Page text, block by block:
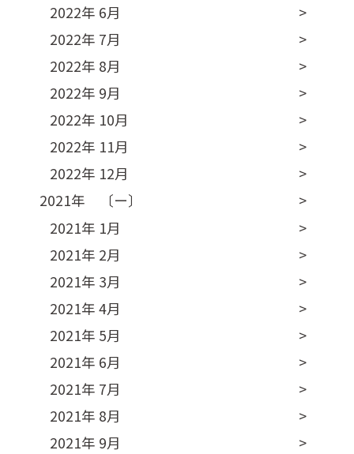
2022年 6月
2022年 7月
2022年 8月
2022年 9月
2022年 10月
2022年 11月
2022年 12月
2021年 〔ー〕
2021年 1月
2021年 2月
2021年 3月
2021年 4月
2021年 5月
2021年 6月
2021年 7月
2021年 8月
2021年 9月